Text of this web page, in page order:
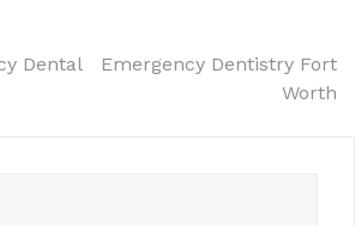
Dental
Emergency Dentistry Fort
Worth